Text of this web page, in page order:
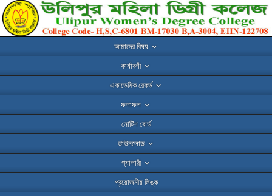
আমাদের বিষয়
কার্যাবলী
একাডেমিক রেকর্ড
ফলাফল
নোটিশ বোর্ড
ডাউনলোড
গ্যালারী
প্রয়োজনীয় লিঙ্ক